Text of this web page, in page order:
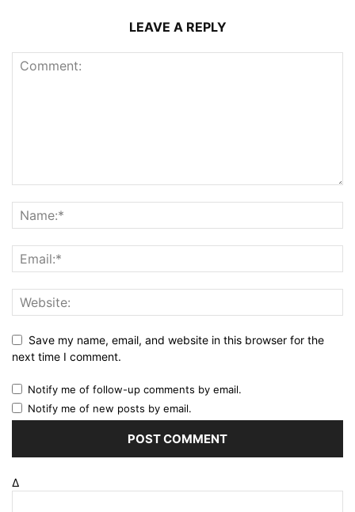
LEAVE A REPLY
Save my name, email, and website in this browser for the
next time I comment.
Notify me of follow-up comments by email.
Notify me of new posts by email.
Δ